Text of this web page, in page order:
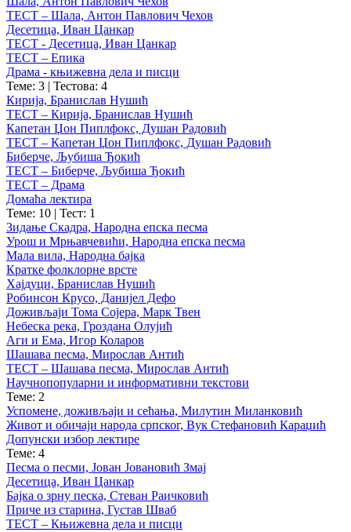
ТЕСТ – Шала, Антон Павлович Чехов
Десетица, Иван Цанкар
ТЕСТ - Десетица, Иван Цанкар
ТЕСТ – Епика
Драма - књижевна дела и писци
Теме: 3 | Тестова: 4
Кирија, Бранислав Нушић
ТЕСТ – Кирија, Бранислав Нушић
Капетан Џон Пиплфокс, Душан Радовић
ТЕСТ – Капетан Џон Пиплфокс, Душан Радовић
Биберче, Љубиша Ђокић
ТЕСТ – Биберче, Љубиша Ђокић
ТЕСТ – Драма
Домаћа лектира
Теме: 10 | Тест: 1
Зидање Скадра, Народна епска песма
Урош и Мрњавчевићи, Народна епска песма
Мала вила, Народна бајка
Кратке фолклорне врсте
Хајдуци, Бранислав Нушић
Робинсон Крусо, Данијел Дефо
Доживљаји Тома Сојера, Марк Твен
Небеска река, Гроздана Олујић
Аги и Ема, Игор Коларов
Шашава песма, Мирослав Антић
ТЕСТ – Шашава песма, Мирослав Антић
Научнопопуларни и информативни текстови
Теме: 2
Успомене, доживљаји и сећања, Милутин Миланковић
Живот и обичаји народа српског, Вук Стефановић Караџић
Допунски избор лектире
Теме: 4
Песма о песми, Јован Јовановић Змај
Десетица, Иван Цанкар
Бајка о зрну песка, Стеван Раичковић
Приче из старина, Густав Шваб
ТЕСТ – Књижевна дела и писци